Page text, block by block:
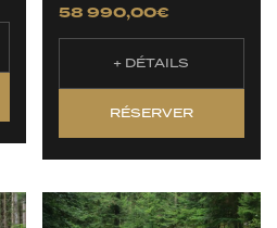
58 990,00€
+ DÉTAILS
RÉSERVER